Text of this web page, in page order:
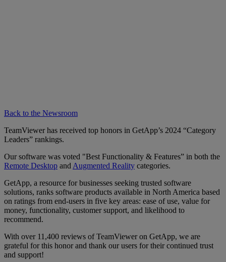
Back to the Newsroom
TeamViewer has received top honors in GetApp’s 2024 “Category
Leaders” rankings.
Our software was voted "Best Functionality & Features” in both the
Remote Desktop and Augmented Reality categories.
GetApp, a resource for businesses seeking trusted software
solutions, ranks software products available in North America based
on ratings from end-users in five key areas: ease of use, value for
money, functionality, customer support, and likelihood to
recommend.
With over 11,400 reviews of TeamViewer on GetApp, we are
grateful for this honor and thank our users for their continued trust
and support!